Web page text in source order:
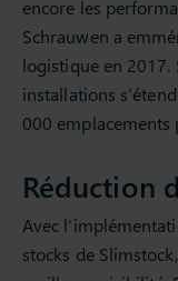
encore les
Schrauwen a
logistique en 2017.
installations
000 emplacements
Réduction
Avec
stocks de